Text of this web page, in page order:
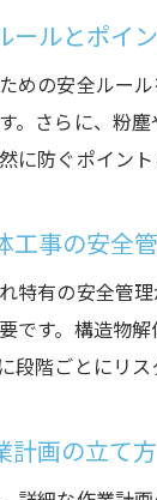
ールとポイ
めの安全ルー
。さらに、粉
に防ぐポイン
工事の安全
特有の安全管
です。構造物
段階ごとにリ
計画の立て方